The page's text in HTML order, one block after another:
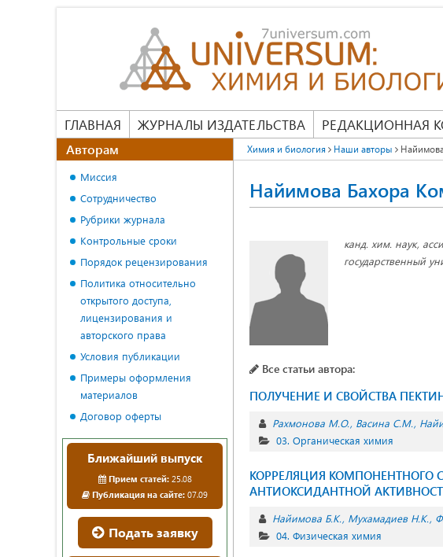
ГЛАВНАЯ ЖУРНАЛЫ ИЗДАТЕЛЬСТВА РЕДАКЦИОННАЯ
Химия и биология Наши авторы
Найимова Бахора
канд. хим. наук,
государственный
Все статьи автора:
ПОЛУЧЕНИЕ И СВОЙСТВА
Рахмонова М.О. Васина С.М.
03. Органическая химия
КОРРЕЛЯЦИЯ КОМПОНЕНТНОГО
АНТИОКСИДАНТНОЙ
Найимова Б.К. Мухамадиев Н.К.
04. Физическая химия
Авторам
Миссия
Сотрудничество
Рубрики журнала
Контрольные сроки
Порядок рецензирования
Политика относительно
открытого доступа,
лицензирования и
авторского права
Условия публикации
Примеры оформления
материалов
Договор оферты
Ближайший выпуск
Прием статей:25.08
Публикация на сайте: 07.09
Подать заявку